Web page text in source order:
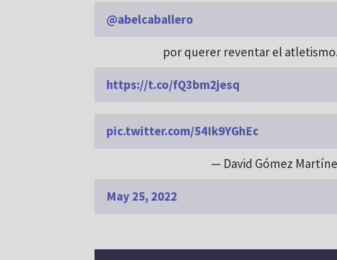
@abelcaballero
por querer reventar el
https://t.co/fQ3bm2jesq
pic.twitter.com/54Ik9YGhEc
— David Gómez
May 25, 2022